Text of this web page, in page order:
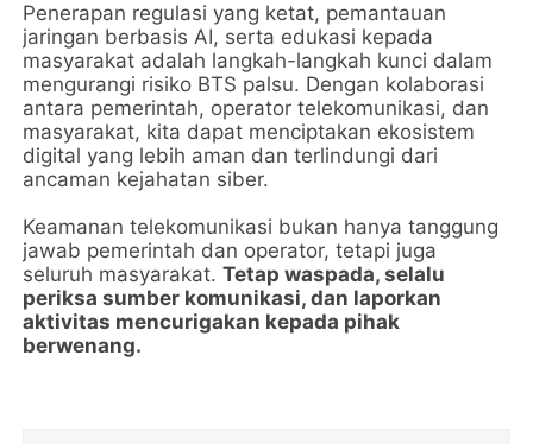
Penerapan regulasi yang ketat, pemantauan
jaringan berbasis AI, serta edukasi kepada
masyarakat adalah langkah-langkah kunci dalam
mengurangi risiko BTS palsu. Dengan kolaborasi
antara pemerintah, operator telekomunikasi, dan
masyarakat, kita dapat menciptakan ekosistem
digital yang lebih aman dan terlindungi dari
ancaman kejahatan siber.
Keamanan telekomunikasi bukan hanya tanggung
jawab pemerintah dan operator, tetapi juga
seluruh masyarakat.Tetap waspada, selalu
periksa sumber komunikasi, dan laporkan
aktivitas mencurigakan kepada pihak
berwenang.